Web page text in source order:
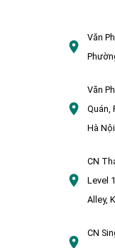
Văn
Văn
Quán,
Hà
CN
Level
Alley,
CN